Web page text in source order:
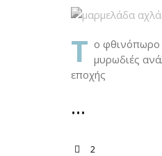
T o φθινόπωρο
μυρωδιές
εποχής
2